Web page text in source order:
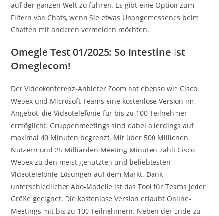
auf der ganzen Welt zu führen. Es gibt eine Option zum
Filtern von Chats, wenn Sie etwas Unangemessenes beim
Chatten mit anderen vermeiden möchten.
Omegle Test 01/2025: So Intestine Ist
Omeglecom!
Der Videokonferenz-Anbieter Zoom hat ebenso wie Cisco
Webex und Microsoft Teams eine kostenlose Version im
Angebot, die Videotelefonie für bis zu 100 Teilnehmer
ermöglicht. Gruppenmeetings sind dabei allerdings auf
maximal 40 Minuten begrenzt. Mit über 500 Millionen
Nutzern und 25 Milliarden Meeting-Minuten zählt Cisco
Webex zu den meist genutzten und beliebtesten
Videotelefonie-Lösungen auf dem Markt. Dank
unterschiedlicher Abo-Modelle ist das Tool für Teams jeder
Größe geeignet. Die kostenlose Version erlaubt Online-
Meetings mit bis zu 100 Teilnehmern. Neben der Ende-zu-